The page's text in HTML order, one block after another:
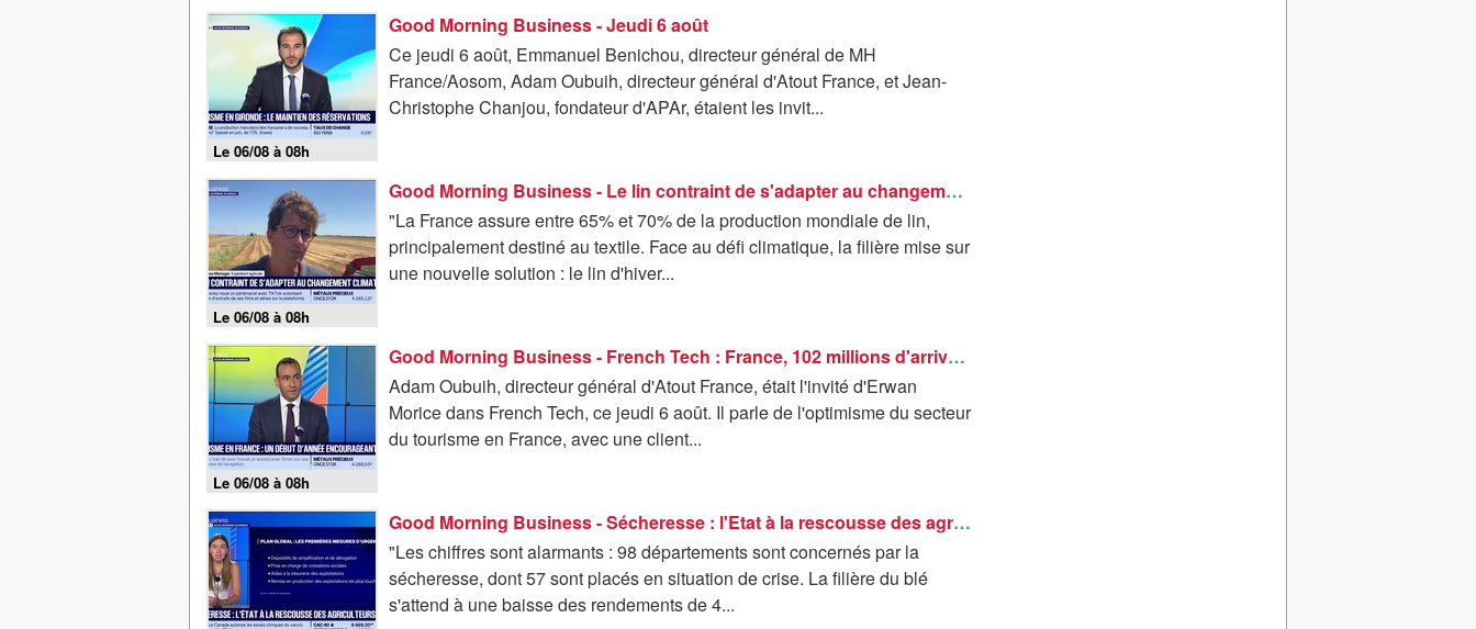
Le 06/08 à 08h
Good Morning Business - Jeudi 6 août
Ce jeudi 6 août, Emmanuel Benichou, directeur général de MH
France/Aosom, Adam Oubuih, directeur général d'Atout France, et Jean-
Christophe Chanjou, fondateur d'APAr, étaient les invit...
Le 06/08 à 08h
Good Morning Business - Le lin contraint de s'adapter au changement climatique
"La France assure entre 65% et 70% de la production mondiale de lin,
principalement destiné au textile. Face au défi climatique, la filière mise sur
une nouvelle solution : le lin d'hiver...
Le 06/08 à 08h
Good Morning Business - French Tech : France, 102 millions d'arrivées internationales en 2025 - 06/08
Adam Oubuih, directeur général d'Atout France, était l'invité d'Erwan
Morice dans French Tech, ce jeudi 6 août. Il parle de l'optimisme du secteur
du tourisme en France, avec une client...
Good Morning Business - Sécheresse : l'Etat à la rescousse des agriculteurs
"Les chiffres sont alarmants : 98 départements sont concernés par la
sécheresse, dont 57 sont placés en situation de crise. La filière du blé
s'attend à une baisse des rendements de 4...